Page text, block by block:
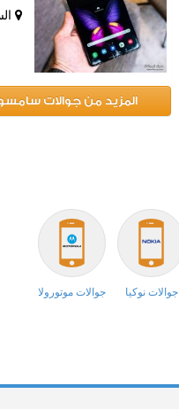
المزيد من جوالات
جوالات نوكيا جوالات موتورولا